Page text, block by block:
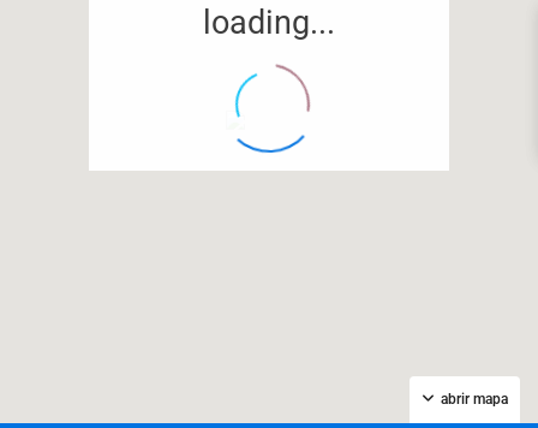
12
loading...
abrir mapa